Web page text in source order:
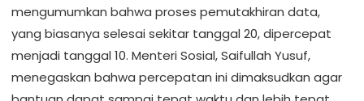
mengumumkan bahwa proses pemutakhiran data,
yang biasanya selesai sekitar tanggal 20, dipercepat
menjadi tanggal 10. Menteri Sosial, Saifullah Yusuf,
menegaskan bahwa percepatan ini dimaksudkan agar